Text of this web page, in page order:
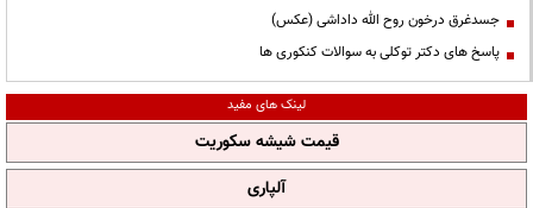
جسدغرق درخون روح الله داداشی (عکس)
پاسخ های دکتر توکلی به سوالات کنکوری ها
لینک های مفید
قیمت شیشه سکوریت
آلپاری